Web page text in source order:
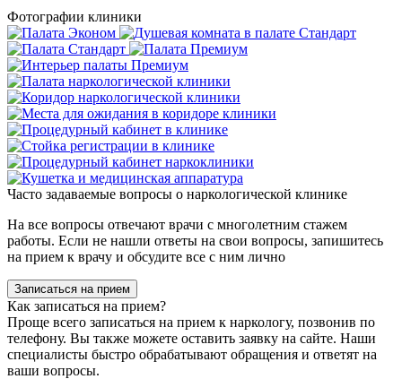
Фотографии клиники
Часто задаваемые вопросы о наркологической клинике
На все вопросы отвечают врачи с многолетним стажем
работы. Если не нашли ответы на свои вопросы, запишитесь
на прием к врачу и обсудите все с ним лично
Записаться на прием
Как записаться на прием?
Проще всего записаться на прием к наркологу, позвонив по
телефону. Вы также можете оставить заявку на сайте. Наши
специалисты быстро обрабатывают обращения и ответят на
ваши вопросы.